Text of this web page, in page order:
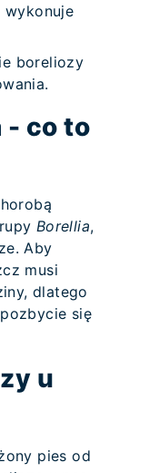
boreliozy
- co to
Borellia,
Aby
musi
dlatego
się
u
pies od